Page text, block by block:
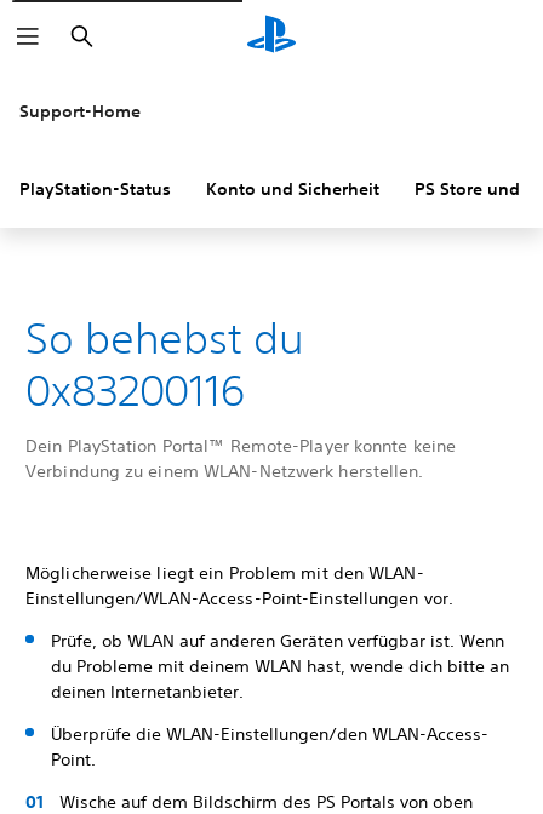
Suchen
Support-Home
PlayStation-Status Konto und Sicherheit PS Store und
So behebst du
0x83200116
Dein PlayStation Portal™ Remote-Player konnte keine
Verbindung zu einem WLAN-Netzwerk herstellen.
Möglicherweise liegt ein Problem mit den WLAN-
Einstellungen/WLAN-Access-Point-Einstellungen vor.
Prüfe, ob WLAN auf anderen Geräten verfügbar ist. Wenn
du Probleme mit deinem WLAN hast, wende dich bitte an
deinen Internetanbieter.
Überprüfe die WLAN-Einstellungen/den WLAN-Access-
Point.
Wische auf dem Bildschirm des PS Portals von oben